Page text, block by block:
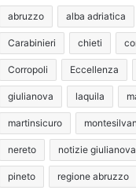
abruzzo alba adriatica
Carabinieri chieti
Corropoli Eccellenza
giulianova laquila
martinsicuro
nereto notizie giulianova
pineto regione abruzzo